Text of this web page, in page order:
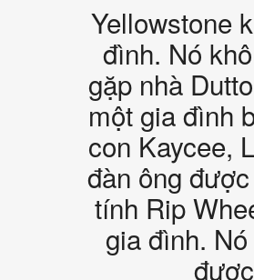
Yellowstone
đình. Nó
gặp nhà
một gia đình
con Kaycee,
đàn ông
tính Rip
gia đình.